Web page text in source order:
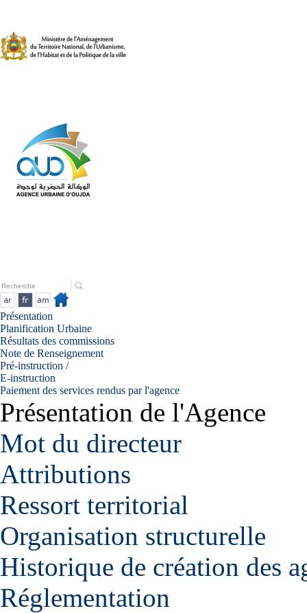
Présentation
Planification Urbaine
Résultats des commissions
Note de Renseignement
Pré-instruction /
E-instruction
Paiement des services rendus par l'agence
Présentation de l'Agence
Mot du directeur
Attributions
Ressort territorial
Organisation structurelle
Historique de création des
Réglementation